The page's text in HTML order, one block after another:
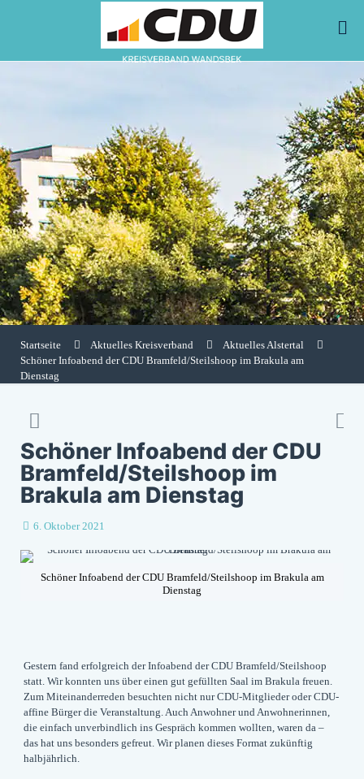
Startseite Aktuelles Kreisverband
Aktuelles Alstertal
Schöner Infoabend der CDU Bramfeld/Steilshoop im Brakula am
Dienstag
Schöner Infoabend der CDU
Bramfeld/Steilshoop im
Brakula am Dienstag
6. Oktober 2021
Schöner Infoabend der CDU Bramfeld/Steilshoop im Brakula am
Dienstag
Gestern fand erfolgreich der Infoabend der CDU Bramfeld/Steilshoop
statt. Wir konnten uns über einen gut gefüllten Saal im Brakula freuen.
Zum Miteinanderreden besuchten nicht nur CDU-Mitglieder oder CDU-
affine Bürger die Veranstaltung. Auch Anwohner und Anwohnerinnen,
die einfach unverbindlich ins Gespräch kommen wollten, waren da –
das hat uns besonders gefreut. Wir planen dieses Format zukünftig
halbjährlich.